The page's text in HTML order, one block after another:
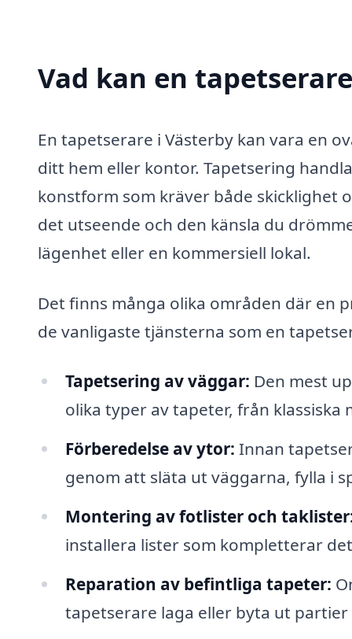
Vad kan en
En tapetserare i Västerby kan vara en
ditt hem eller kontor. Tapetsering
konstform som kräver både skicklighet
det utseende och den känsla du
lägenhet eller en kommersiell lokal.
Det finns många olika områden där en
de vanligaste tjänsterna som en
Tapetsering av väggar: Den mest
olika typer av tapeter, från
Förberedelse av ytor: Innan
genom att släta ut väggarna, fylla i
Montering av fotlister och
installera lister som kompletterar
Reparation av befintliga tapeter:
tapetserare laga eller byta ut